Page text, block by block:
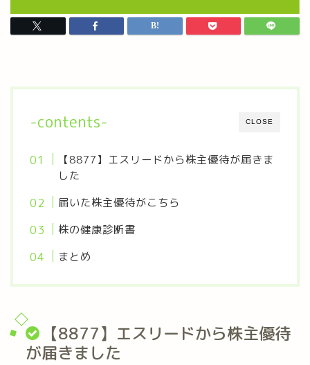
CLOSE
-contents-
【8877】エスリードから株主優待が届きま
した
届いた株主優待がこちら
株の健康診断書
まとめ
【8877】エスリードから株主優待
が届きました